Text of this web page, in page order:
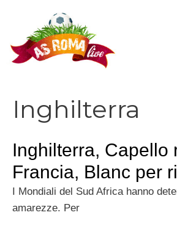
contenuto
Inghilterra
Inghilterra, Capello
Francia, Blanc per
I Mondiali del Sud Africa hanno
amarezze. Per